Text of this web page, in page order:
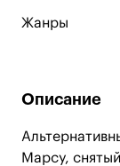
Жанры
Описание
Марсу,